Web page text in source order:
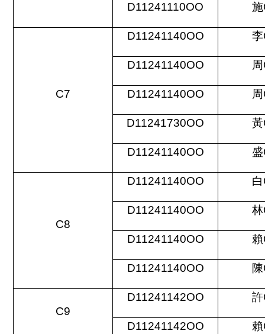
D11241110OO 施
C7
D11241140OO 李
D11241140OO 周
D11241140OO 周
D11241730OO 黃
D11241140OO 盛
C8
D11241140OO 白
D11241140OO 林
D11241140OO 賴
D11241140OO 陳
C9
D11241142OO 許
D11241142OO 賴